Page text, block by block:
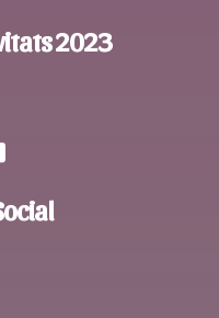
2023